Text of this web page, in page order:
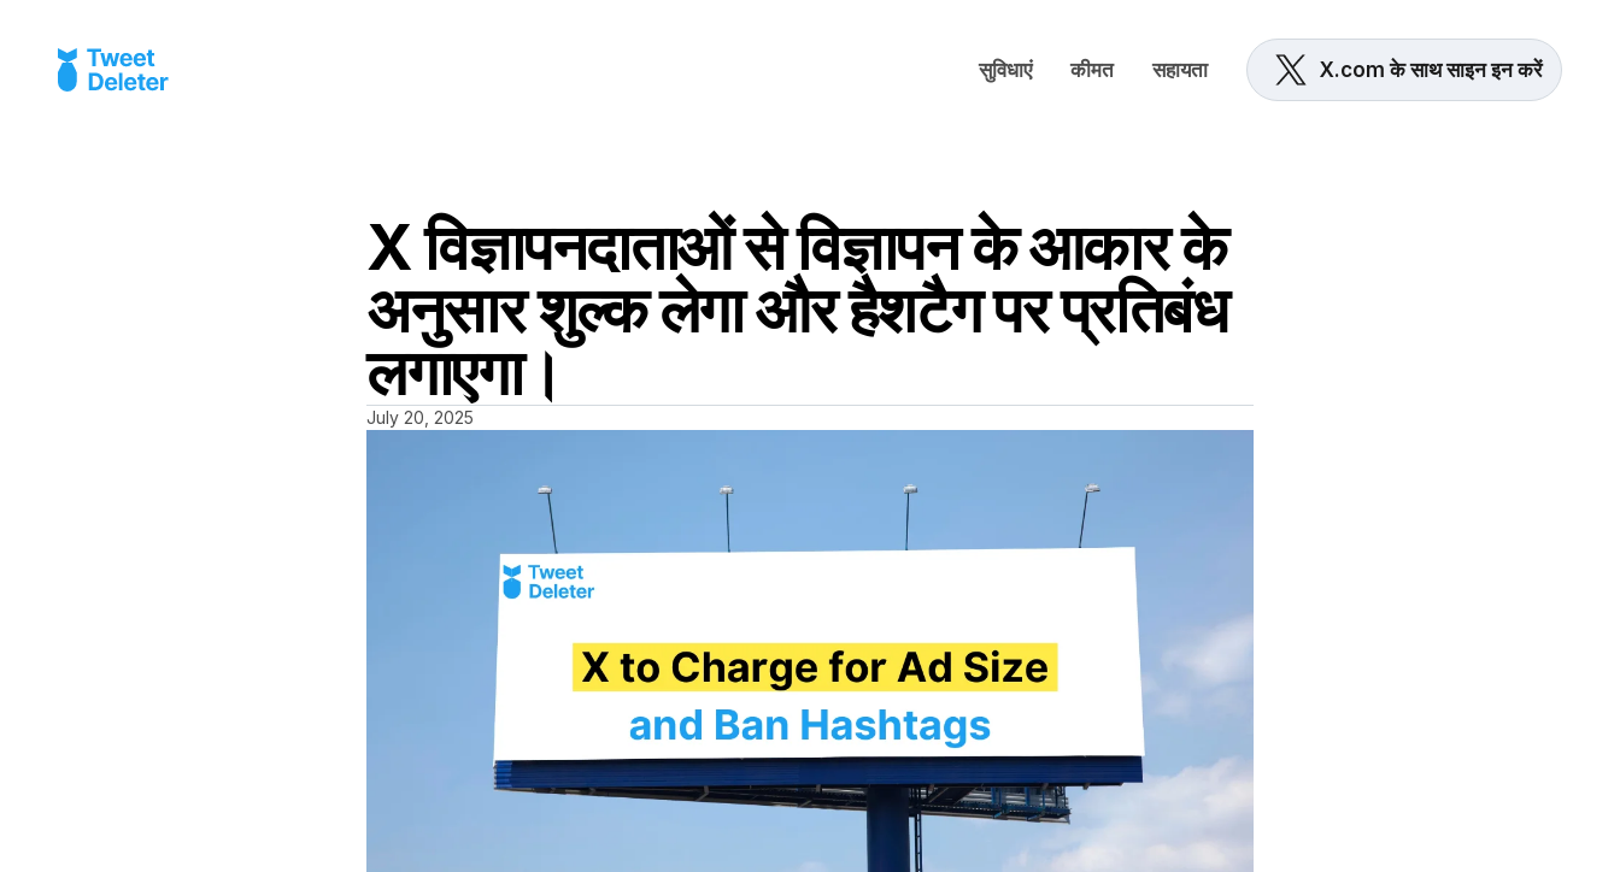
सुविधाएं कीमत सहायता X.com के साथ साइन इन करें
X विज्ञापनदाताओं से विज्ञापन के आकार के
अनुसार शुल्क लेगा और हैशटैग पर प्रतिबंध
लगाएगा।
July 20, 2025